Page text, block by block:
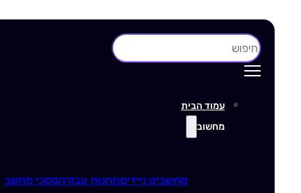
חיפוש
עמוד הבית
מחשוב
מחשבים ניידיםתחנות עבודהמסכי מחשב